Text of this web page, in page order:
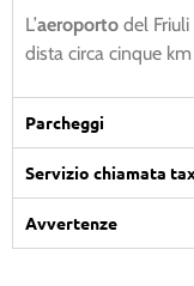
L’aeroporto del
dista circa cinque
Parcheggi
Servizio chiamata
Avvertenze